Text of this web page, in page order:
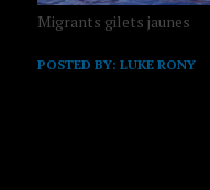
Migrants gilets jaunes
POSTED BY: LUKE RONY